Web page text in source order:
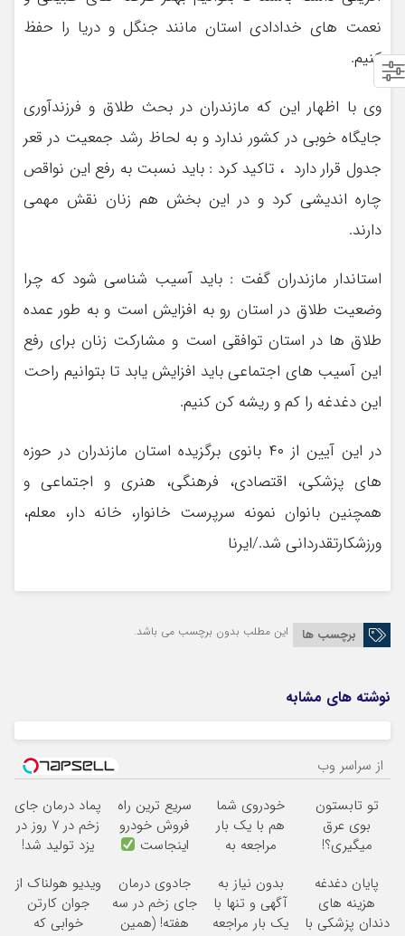
نعمت های خدادادی استان مانند جنگل و دریا را حفظ
کنیم.
وی با اظهار این که مازندران در بحث طلاق و فرزندآوری
جایگاه خوبی در کشور ندارد و به لحاظ رشد جمعیت در قعر
جدول قرار دارد ، تاکید کرد : باید نسبت به رفع این نواقص
چاره اندیشی کرد و در این بخش هم زنان نقش مهمی
دارند.
استاندار مازندران گفت : باید آسیب شناسی شود که چرا
وضعیت طلاق در استان رو به افزایش است و به طور عمده
طلاق ها در استان توافقی است و مشارکت زنان برای رفع
این آسیب های اجتماعی باید افزایش یابد تا بتوانیم راحت
این دغدغه را کم و ریشه کن کنیم.
در این آیین از ۴۰ بانوی برگزیده استان مازندران در حوزه
های پزشکی، اقتصادی، فرهنگی، هنری و اجتماعی و
همچنین بانوان نمونه سرپرست خانوار، خانه دار، معلم،
ورزشکارتقدردانی شد./ایرنا
برچسب ها این مطلب بدون برچسب می باشد.
نوشته های مشابه
از سراسر وب
تو تابستون
بوی عرق
میگیری؟!
درمانش کن!!
خودروی شما
هم با یک بار
مراجعه به
فروخته خواهد
شد
سریع ترین راه
فروش خودرو
اینجاست
پماد درمان جای
زخم در ۷ روز در
یزد تولید شد!
پایان دغدغه
هزینه های
دندان پزشکی با
بدون نیاز به
آگهی و تنها با
یک بار مراجعه
جادوی درمان
جای زخم در سه
هفته! (همین
ویدیو هولناک از
جوان کارتن
خوابی که